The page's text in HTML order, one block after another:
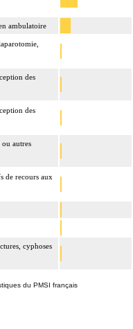
ambulatoire
des
des
ou autres
de recours aux
cyphoses
du PMSI français